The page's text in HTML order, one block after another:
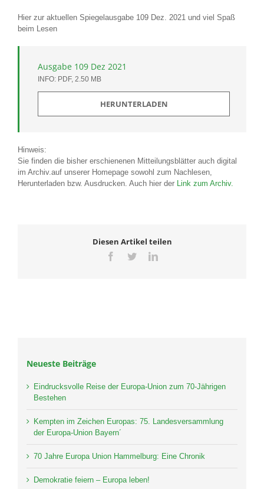
Hier zur aktuellen Spiegelausgabe 109 Dez. 2021 und viel Spaß
beim Lesen
Ausgabe 109 Dez 2021
INFO: PDF, 2.50 MB
HERUNTERLADEN
Hinweis:
Sie finden die bisher erschienenen Mitteilungsblätter auch digital
im Archiv.auf unserer Homepage sowohl zum Nachlesen,
Herunterladen bzw. Ausdrucken. Auch hier der Link zum Archiv.
Diesen Artikel teilen
Facebook
TwitterLinkedIn
Neueste Beiträge
Eindrucksvolle Reise der Europa-Union zum 70-Jährigen
Bestehen
Kempten im Zeichen Europas: 75. Landesversammlung
der Europa-Union Bayern´
70 Jahre Europa Union Hammelburg: Eine Chronik
Demokratie feiern – Europa leben!